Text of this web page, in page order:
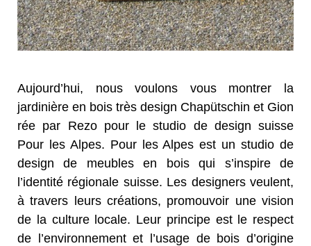
Aujourd’hui, nous voulons vous montrer la
jardinière en bois très design Chapütschin et Gion
rée par Rezo pour le studio de design suisse
Pour les Alpes. Pour les Alpes est un studio de
design de meubles en bois qui s’inspire de
l’identité régionale suisse. Les designers veulent,
à travers leurs créations, promouvoir une vision
de la culture locale. Leur principe est le respect
de l’environnement et l’usage de bois d’origine